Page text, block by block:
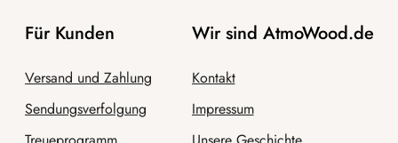
Für Kunden
Versand und Zahlung
Sendungsverfolgung
Wir sind AtmoWood.de
Kontakt
Impressum